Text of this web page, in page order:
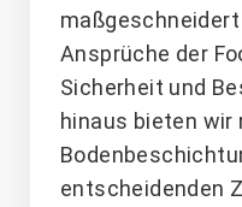
Ansprüche der
Sicherheit und
hinaus bieten wir
entscheidenden